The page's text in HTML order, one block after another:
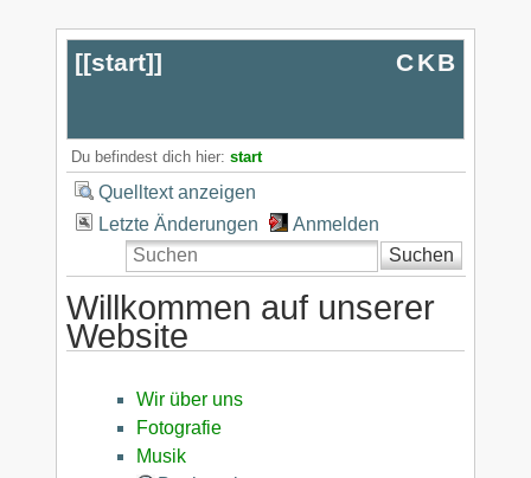
[[start]] CKB
Du befindest dich hier: start
Quelltext anzeigen
Letzte Änderungen
Anmelden
Suchen
Willkommen auf unserer
Website
Wir über uns
Fotografie
Musik